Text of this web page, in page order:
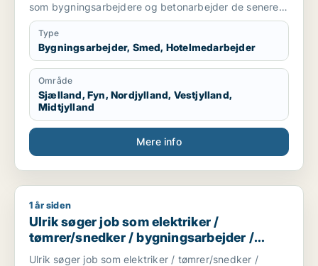
som bygningsarbejdere og betonarbejder de senere
år som kranfører som jeg er pt.
Type
Bygningsarbejder, Smed, Hotelmedarbejder
Område
Sjælland, Fyn, Nordjylland, Vestjylland,
Midtjylland
Mere info
Ulrik søger job som elektriker / tømrer/snedker /
1 år siden
Ulrik søger job som elektriker /
tømrer/snedker / bygningsarbejder /
lagermedarbejder / mekaniker
Ulrik søger job som elektriker / tømrer/snedker /